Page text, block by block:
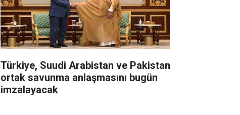
Türkiye, Suudi Arabistan ve Pakistan
ortak savunma anlaşmasını bugün
imzalayacak